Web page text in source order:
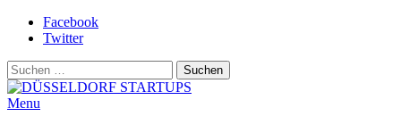
Skip
Facebook
Twitter
Suchen
nach:
Menu